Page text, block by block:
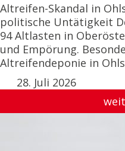
Altreifen-Skandal in
politische Untätigkeit
94 Altlasten in
und Empörung.
Altreifendeponie in
28. Juli 2026